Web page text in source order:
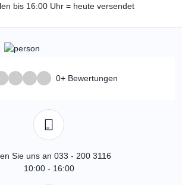
bis 16:00 Uhr = heute versendet
0+ Bewertungen
Sie uns an 033 - 200 3116
10:00 - 16:00